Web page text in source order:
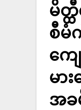
မိတ္
စီမံ
ကျ
မာ
အခ